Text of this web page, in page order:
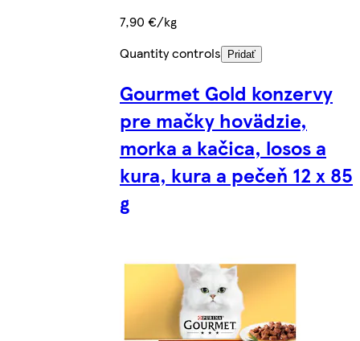
7,90 €/kg
Quantity controls
Pridať
Gourmet Gold konzervy
pre mačky hovädzie,
morka a kačica, losos a
kura, kura a pečeň 12 x 85
g